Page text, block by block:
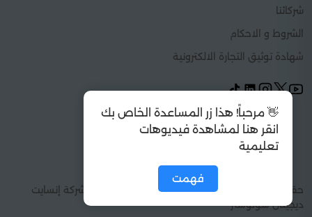
👋 مرحباً! هذا زر المساعدة الخاص بك
انقر هنا لمشاهدة فيديوهات
تعليمية
فهمت
شركائنا
الشروط و الاحكام
شهادة توثيق التجارة الالكترونية
حقوق الطبع والنشر 2026 © كل الحقوق محفوظة شركة إنسايت
ديجيتال سولوشنز